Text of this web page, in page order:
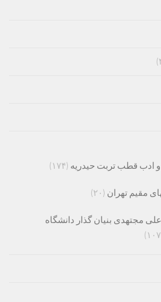
ادب قطب تربت حیدریه (۱۷۴)
مقیم تهران (۲۰)
مجتهدی بنیان گذار دانشگاه